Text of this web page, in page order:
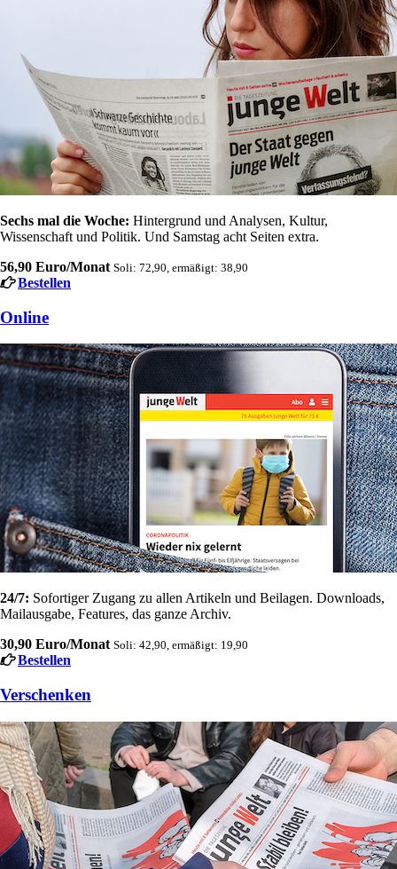
Sechs mal die Woche: Hintergrund und Analysen, Kultur,
Wissenschaft und Politik. Und Samstag acht Seiten extra.
56,90 Euro/Monat Soli: 72,90, ermäßigt: 38,90
Bestellen
Online
24/7: Sofortiger Zugang zu allen Artikeln und Beilagen. Downloads,
Mailausgabe, Features, das ganze Archiv.
30,90 Euro/Monat Soli: 42,90, ermäßigt: 19,90
Bestellen
Verschenken